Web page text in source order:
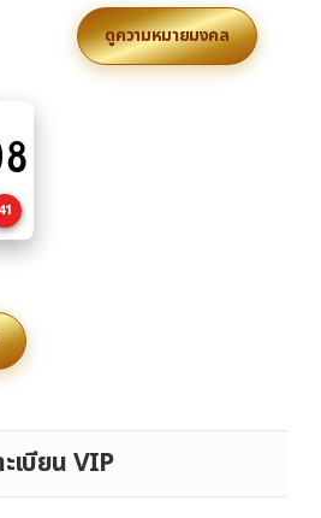
ดูความหมายมงคล
41
เบียน VIP